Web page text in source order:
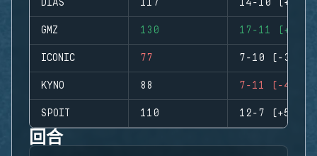
DIAS 117 14-10 (+4)
GMZ 130 17-11 (+6)
ICONIC 77 7-10 (-3)
KYNO 88 7-11 (-4)
SPOIT 110 12-7 (+5)
回合